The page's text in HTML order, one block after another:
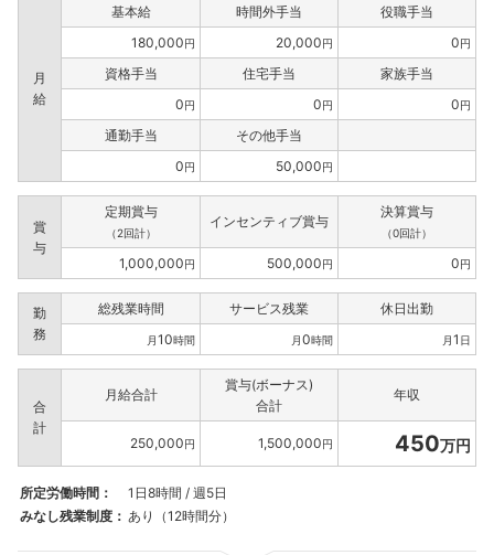
月
給
基本給 時間外手当
役職手当
180,000円 20,000円 0円
資格手当 住宅手当
家族手当
0円 0円 0円
通勤手当
その他手当
0円 50,000円
賞
与
定期賞与
（2回計）
インセンティブ賞与
決算賞与
（0回計）
1,000,000円 500,000円 0円
勤
務
総残業時間 サービス残業 休日出勤
月10時間 月0時間 月1 日
合
計
月給合計
賞与(ボーナス)
合計
年収
250,000円 1,500,000円 450万円
所定労働時間：
1日8時間 / 週5日
みなし残業制度： あり（12時間分）